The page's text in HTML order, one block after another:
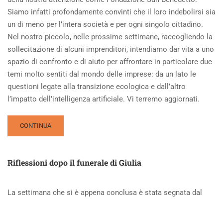
Siamo infatti profondamente convinti che il loro indebolirsi sia
un di meno per l’intera società e per ogni singolo cittadino.
Nel nostro piccolo, nelle prossime settimane, raccogliendo la
sollecitazione di alcuni imprenditori, intendiamo dar vita a uno
spazio di confronto e di aiuto per affrontare in particolare due
temi molto sentiti dal mondo delle imprese: da un lato le
questioni legate alla transizione ecologica e dall’altro
l’impatto dell’intelligenza artificiale. Vi terremo aggiornati.
READ
MORE
CORPI
TRATTORI
CONTINUA
Riflessioni dopo il funerale di Giulia
La settimana che si è appena conclusa è stata segnata dal